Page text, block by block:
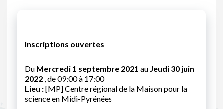
Inscriptions ouvertes
Du Mercredi 1 septembre 2021 au Jeudi 30 juin
2022 , de 09:00 à 17:00
Lieu :[MP] Centre régional de la Maison pour la
science en Midi-Pyrénées